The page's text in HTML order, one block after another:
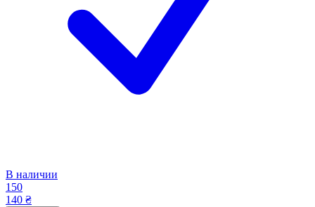
В наличии
150
140 ₴